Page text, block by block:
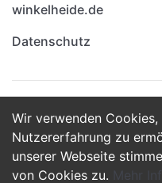
Wir verwenden
Nutzererfahrung zu
unserer Webseite
von Cookies zu. Mehr
winkelheide.de
Datenschutz
Jetzt